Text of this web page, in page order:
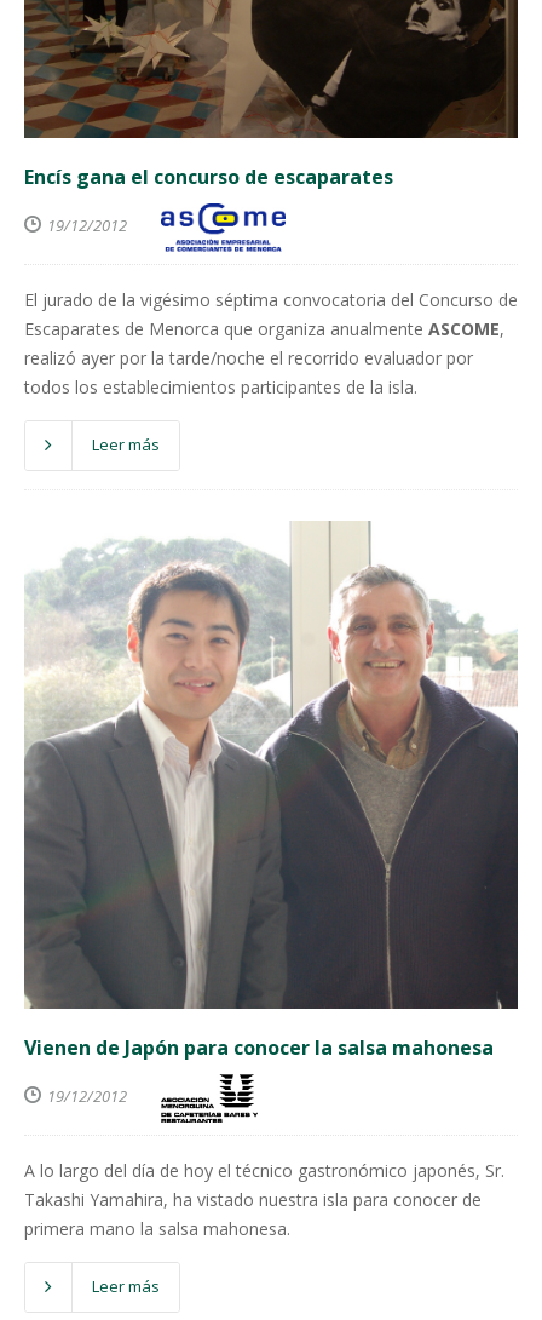
Encís gana el concurso de escaparates
19/12/2012
El jurado de la vigésimo séptima convocatoria del Concurso de
Escaparates de Menorca que organiza anualmente ASCOME,
realizó ayer por la tarde/noche el recorrido evaluador por
todos los establecimientos participantes de la isla.
Leer más
Vienen de Japón para conocer la salsa mahonesa
19/12/2012
A lo largo del día de hoy el técnico gastronómico japonés, Sr.
Takashi Yamahira, ha vistado nuestra isla para conocer de
primera mano la salsa mahonesa.
Leer más